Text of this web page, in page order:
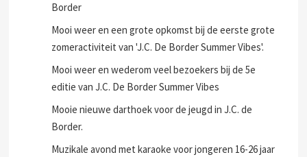
Border
Mooi weer en een grote opkomst bij de eerste grote
zomeractiviteit van 'J.C. De Border Summer Vibes'.
Mooi weer en wederom veel bezoekers bij de 5e
editie van J.C. De Border Summer Vibes
Mooie nieuwe darthoek voor de jeugd in J.C. de
Border.
Muzikale avond met karaoke voor jongeren 16-26 jaar